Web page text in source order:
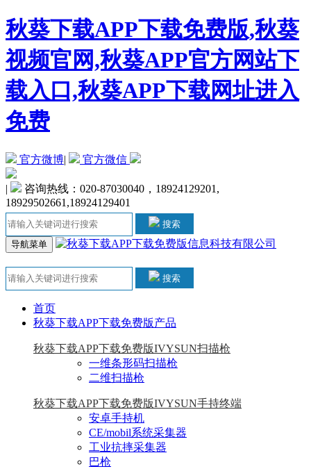
秋葵下载APP下载免费版,秋葵
视频官网,秋葵APP官方网站下
载入口,秋葵APP下载网址进入
免费
官方微博| 官方微信
|
咨询热线：020-87030040，18924129201,
18929502661,18924129401
搜索
导航菜单
搜索
首页
秋葵下载APP下载免费版产品
秋葵下载APP下载免费版IVYSUN扫描枪
一维条形码扫描枪
二维扫描枪
秋葵下载APP下载免费版IVYSUN手持终端
安卓手持机
CE/mobil系统采集器
工业抗摔采集器
巴枪